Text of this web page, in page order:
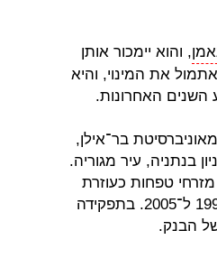
, והוא יימכור אותן
את המינוי, והיא
השנים האחרונות.
מאוניברסיטת בר־אילן,
בנתניה, עיר מגוריה.
טפחות כעוזרת
טלר, ובהמשך התקדמה בתפקידים שונים בתוך הבנק בין 1993 ל־2005. בתפקידה
הבנק.